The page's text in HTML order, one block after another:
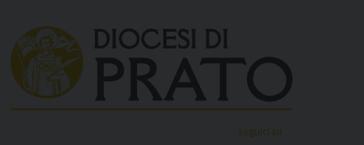
content
seguici su